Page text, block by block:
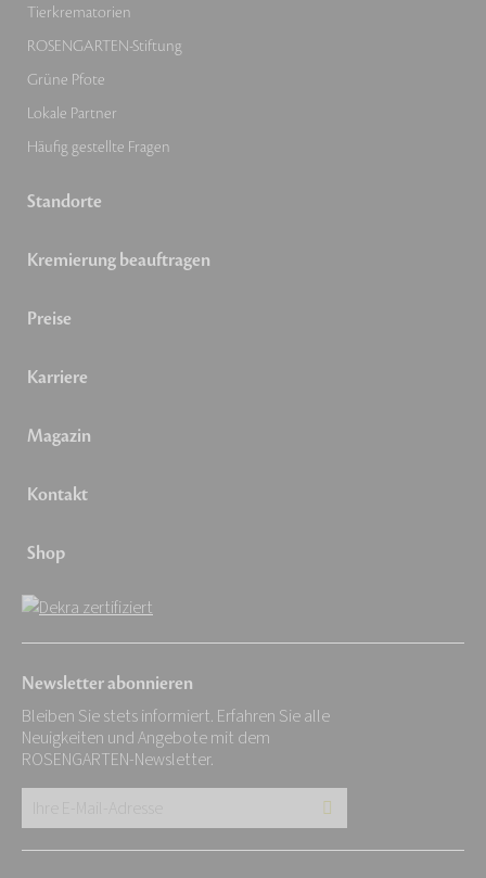
Tierkrematorien
ROSENGARTEN-Stiftung
Grüne Pfote
Lokale Partner
Häufig gestellte Fragen
Standorte
Kremierung beauftragen
Preise
Karriere
Magazin
Kontakt
Shop
Newsletter abonnieren
Bleiben Sie stets informiert. Erfahren Sie alle
Neuigkeiten und Angebote mit dem
ROSENGARTEN-Newsletter.
E-